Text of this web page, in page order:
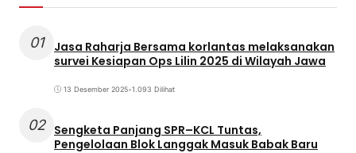
01
Jasa Raharja Bersama korlantas melaksanakan
survei Kesiapan Ops Lilin 2025 di Wilayah Jawa
13 Desember 2025•1.093 Dilihat
02 Sengketa Panjang SPR–KCL Tuntas,
Pengelolaan Blok Langgak Masuk Babak Baru